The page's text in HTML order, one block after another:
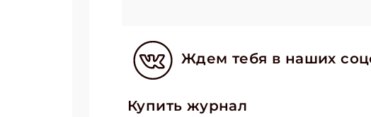
Ждем тебя в наших
Купить журнал